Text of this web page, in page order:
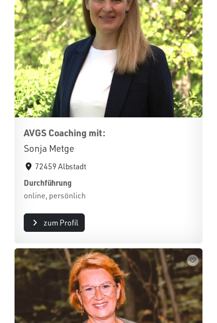
AVGS Coaching mit:
Sonja Metge
72459 Albstadt
Durchführung
online, persönlich
zum Profil